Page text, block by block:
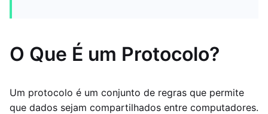
O Que É um Protocolo?
Um protocolo é um conjunto de regras que permite
que dados sejam compartilhados entre computadores.